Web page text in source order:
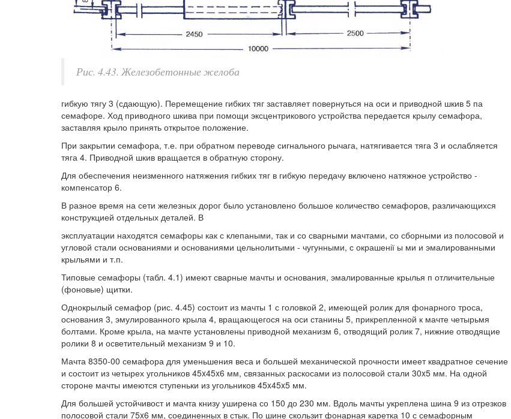
Рис. 4.43. Железобетонные желоба
гибкую тягу 3 (сдающую). Перемещение гибких тяг заставляет повернуться на оси и приводной шкив 5 па
семафоре. Ход приводного шкива при помощи эксцентрикового устройства передается крылу семафора,
заставляя крыло принять открытое положение.
При закрытии семафора, т.е. при обратном переводе сигнального рычага, натягивается тяга 3 и ослабляется
тяга 4. Приводной шкив вращается в обратную сторону.
Для обеспечения неизменного натяжения гибких тяг в гибкую передачу включено натяжное устройство -
компенсатор 6.
В разное время на сети железных дорог было установлено большое количество семафоров, различающихся
конструкцией отдельных деталей. В
эксплуатации находятся семафоры как с клепаными, так и со сварными мачтами, со сборными из полосовой и
угловой стали основаниями и основаниями цельнолитыми - чугунными, с окрашенії ы ми и эмалированными
крыльями и т.п.
Типовые семафоры (табл. 4.1) имеют сварные мачты и основания, эмалированные крылья п отличительные
(фоновые) щитки.
Однокрылый семафор (рис. 4.45) состоит из мачты 1 с головкой 2, имеющей ролик для фонарного троса,
основания 3, эмулированного крыла 4, вращающегося на оси станины 5, прикрепленной к мачте четырьмя
болтами. Кроме крыла, на мачте установлены приводной механизм 6, отводящий ролик 7, нижние отводящие
ролики 8 и осветительный механизм 9 и 10.
Мачта 8350-00 семафора для уменьшения веса и большей механической прочности имеет квадратное сечение
и состоит из четырех угольников 45x45x6 мм, связанных раскосами из полосовой стали 30x5 мм. На одной
стороне мачты имеются ступеньки из угольников 45x45x5 мм.
Для большей устойчивост и мачта книзу уширена со 150 до 230 мм. Вдоль мачты укреплена шина 9 из отрезков
полосовой стали 75x6 мм, соединенных в стык. По шине скользит фонарная каретка 10 с семафорным